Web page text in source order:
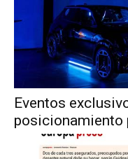
Eventos
posicionamiento